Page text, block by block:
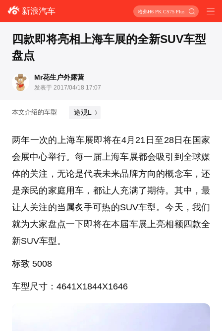
新浪汽车 哈弗H6 PK CS75 Plus
四款即将亮相上海车展的全新SUV车型
盘点
Mr花生户外露营
发表于 2017/04/18 17:07
本文介绍的车型 途观L
两年一次的上海车展即将在4月21日至28日在国家
会展中心举行。每一届上海车展都会吸引到全球媒
体的关注，无论是代表未来品牌方向的概念车，还
是亲民的家庭用车，都让人充满了期待。其中，最
让人关注的当属炙手可热的SUV车型。今天，我们
就为大家盘点一下即将在本届车展上亮相额四款全
新SUV车型。
标致 5008
车型尺寸： 4641X1844X1646